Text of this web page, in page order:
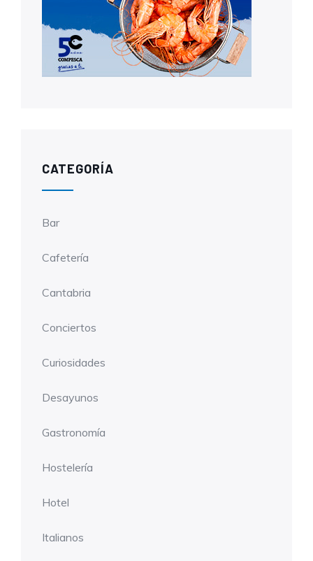
CATEGORÍA
Bar
Cafetería
Cantabria
Conciertos
Curiosidades
Desayunos
Gastronomía
Hostelería
Hotel
Italianos